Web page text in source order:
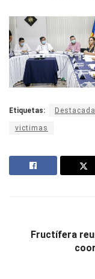
Etiquetas: Destacada
victimas
Fructífera